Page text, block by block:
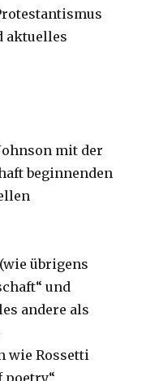
aktuelles
mit der
beginnenden
übrigens
und
andere als
wie Rossetti
poetry“